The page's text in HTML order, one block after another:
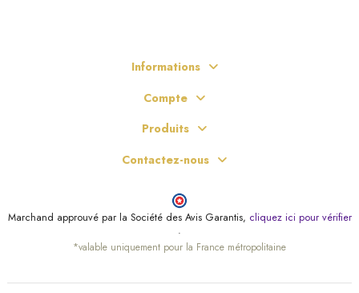
Informations
Compte
Produits
Contactez-nous
Marchand approuvé par la Société des Avis Garantis, cliquez ici pour vérifier
.
*valable uniquement pour la France métropolitaine